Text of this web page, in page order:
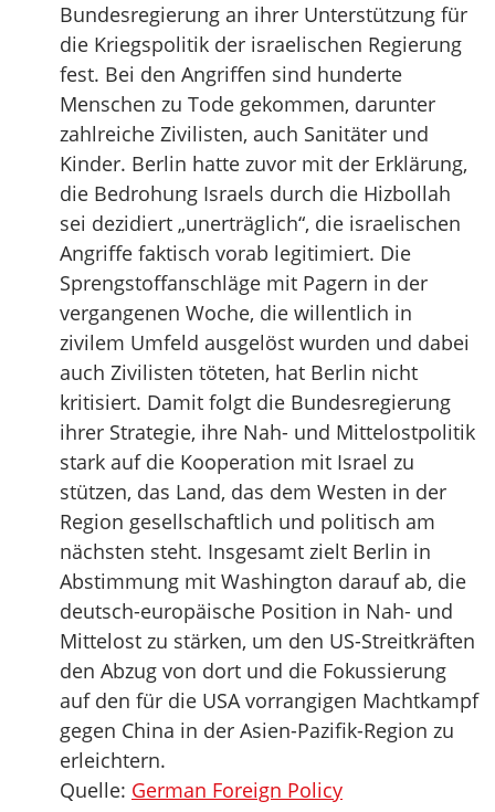
Bundesregierung an ihrer Unterstützung für
die Kriegspolitik der israelischen Regierung
fest. Bei den Angriffen sind hunderte
Menschen zu Tode gekommen, darunter
zahlreiche Zivilisten, auch Sanitäter und
Kinder. Berlin hatte zuvor mit der Erklärung,
die Bedrohung Israels durch die Hizbollah
sei dezidiert „unerträglich“, die israelischen
Angriffe faktisch vorab legitimiert. Die
Sprengstoffanschläge mit Pagern in der
vergangenen Woche, die willentlich in
zivilem Umfeld ausgelöst wurden und dabei
auch Zivilisten töteten, hat Berlin nicht
kritisiert. Damit folgt die Bundesregierung
ihrer Strategie, ihre Nah- und Mittelostpolitik
stark auf die Kooperation mit Israel zu
stützen, das Land, das dem Westen in der
Region gesellschaftlich und politisch am
nächsten steht. Insgesamt zielt Berlin in
Abstimmung mit Washington darauf ab, die
deutsch-europäische Position in Nah- und
Mittelost zu stärken, um den US-Streitkräften
den Abzug von dort und die Fokussierung
auf den für die USA vorrangigen Machtkampf
gegen China in der Asien-Pazifik-Region zu
erleichtern.
Quelle: German Foreign Policy